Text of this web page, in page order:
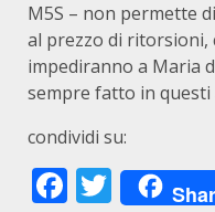
M5S – non permette
al prezzo di ritorsioni,
impediranno a Maria
sempre fatto in questi
condividi su: